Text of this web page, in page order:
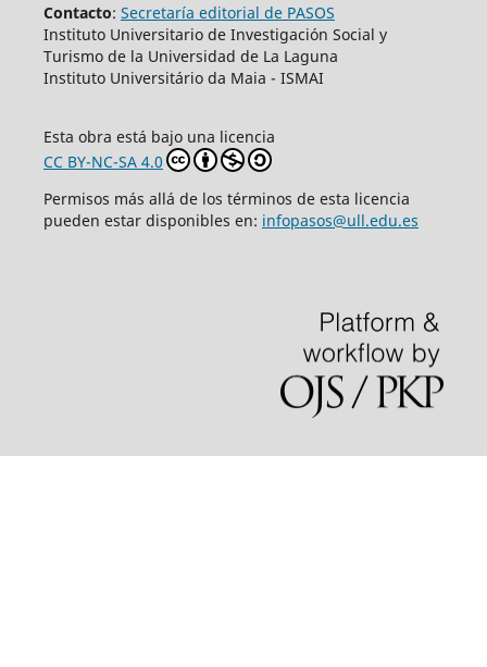
Contacto: Secretaría editorial de PASOS
Instituto Universitario de Investigación Social y
Turismo de la Universidad de La Laguna
Instituto Universitário da Maia - ISMAI
Esta obra está bajo una licencia
CC BY-NC-SA 4.0
Permisos más allá de los términos de esta licencia
pueden estar disponibles en: infopasos@ull.edu.es